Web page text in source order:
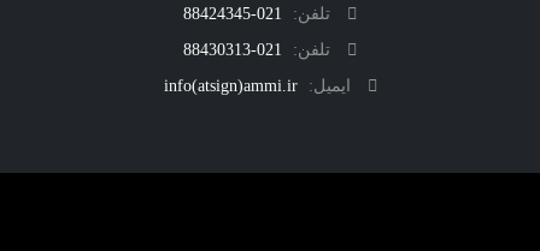
تلفن:
021-88424345
تلفن:
021-88430313
ایمیل:
info(atsign)ammi.ir